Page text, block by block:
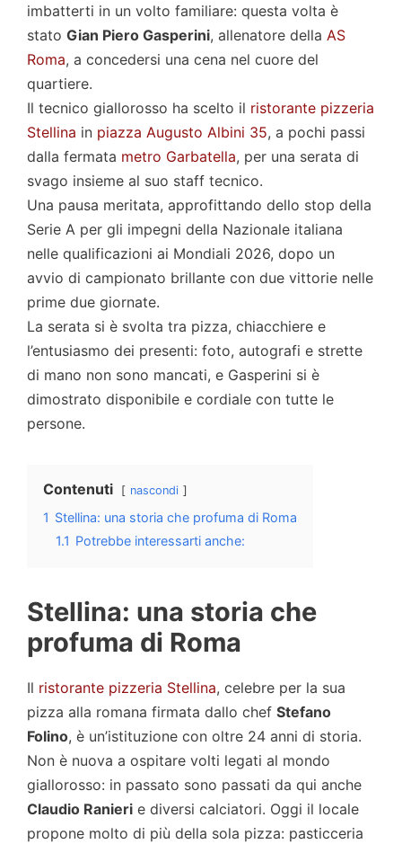
imbatterti in un volto familiare: questa volta è
stato Gian Piero Gasperini, allenatore della AS
Roma, a concedersi una cena nel cuore del
quartiere.
Il tecnico giallorosso ha scelto il ristorante pizzeria
Stellina in piazza Augusto Albini 35, a pochi passi
dalla fermata metro Garbatella, per una serata di
svago insieme al suo staff tecnico.
Una pausa meritata, approfittando dello stop della
Serie A per gli impegni della Nazionale italiana
nelle qualificazioni ai Mondiali 2026, dopo un
avvio di campionato brillante con due vittorie nelle
prime due giornate.
La serata si è svolta tra pizza, chiacchiere e
l’entusiasmo dei presenti: foto, autografi e strette
di mano non sono mancati, e Gasperini si è
dimostrato disponibile e cordiale con tutte le
persone.
Contenuti nascondi
1 Stellina: una storia che profuma di Roma
1.1 Potrebbe interessarti anche:
Stellina: una storia che
profuma di Roma
Il ristorante pizzeria Stellina, celebre per la sua
pizza alla romana firmata dallo chef Stefano
Folino, è un’istituzione con oltre 24 anni di storia.
Non è nuova a ospitare volti legati al mondo
giallorosso: in passato sono passati da qui anche
Claudio Ranieri e diversi calciatori. Oggi il locale
propone molto di più della sola pizza: pasticceria